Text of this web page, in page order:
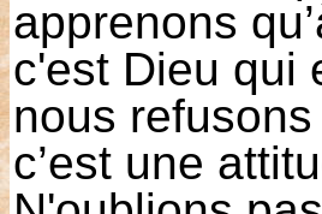
apprenons
c'est Dieu qui
nous
c’est une